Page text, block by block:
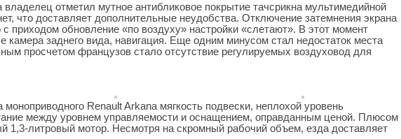
отметил мутное антибликовое покрытие тачсрикна мультимедийной
что доставляет дополнительные неудобства. Отключение затемнения экрана
с приходом обновление «по воздуху» настройки «слетают». В этот момент
камера заднего вида, навигация. Еще одним минусом стал недостаток места
просчетом французов стало отсутствие регулируемых воздуховод для
Renault Arkana мягкость подвески, неплохой уровень
между уровнем управляемости и оснащением, оправданным ценой. Плюсом
1,3-литровый мотор. Несмотря на скромный рабочий объем, езда доставляет